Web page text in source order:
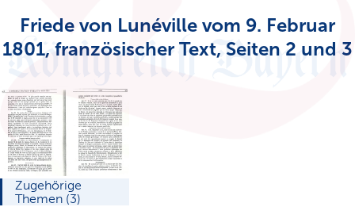
Friede von Lunéville vom 9. Februar
1801, französischer Text, Seiten 2 und 3
Zugehörige
Themen (3)